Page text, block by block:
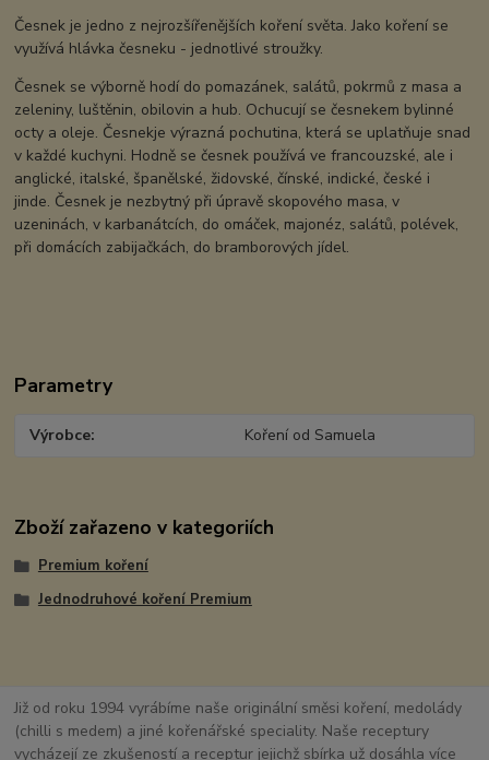
Česnek je jedno z nejrozšířenějších koření světa. Jako koření se
využívá hlávka česneku - jednotlivé stroužky.
Česnek se výborně hodí do pomazánek, salátů, pokrmů z masa a
zeleniny, luštěnin, obilovin a hub. Ochucují se česnekem bylinné
octy a oleje. Česnekje výrazná pochutina, která se uplatňuje snad
v každé kuchyni. Hodně se česnek používá ve francouzské, ale i
anglické, italské, španělské, židovské, čínské, indické, české i
jinde. Česnek je nezbytný při úpravě skopového masa, v
uzeninách, v karbanátcích, do omáček, majonéz, salátů, polévek,
při domácích zabijačkách, do bramborových jídel.
Parametry
Výrobce Koření od Samuela
Zboží zařazeno v kategoriích
Premium koření
Jednodruhové koření Premium
Již od roku 1994 vyrábíme naše originální směsi koření, medolády
(chilli s medem) a jiné kořenářské speciality. Naše receptury
vycházejí ze zkušeností a receptur jejichž sbírka už dosáhla více